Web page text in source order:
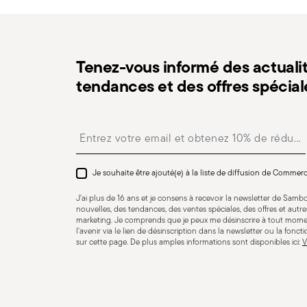
Résistance au lave-vaisselle
CUTLERY+KNIVES - Les couverts doivent être
sécurité de l’utilisateur et des personnes à proximité.
précis et ne doit pas être utilisée de manière
manches desserrés, fissures ou cassures, car un
surtout si un manche se détache pendant l’usage.
l’entretien et le nettoyage. Rangez-les dans un
précaution et uniquement selon leur usage prévu.
Tenez-vous informé des
tendances et des offres
Je souhaite être ajouté(e) à la liste de diffusion de
J'ai plus de 16 ans et je consens à recevoir la newsletter de
nouvelles, des tendances, des ventes spéciales, des offres et
marketing. Je comprends que je peux me désinscrire à tout
l'avenir via le lien de désinscription dans la newsletter ou la
sur cette page. De plus amples informations sont disponibles ici: